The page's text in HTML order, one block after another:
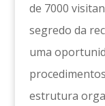
de 7000
segredo da
uma
estrutura